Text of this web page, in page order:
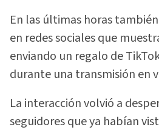
En las últimas horas
en redes sociales que
enviando un regalo de
durante una transmisión en
La interacción volvió a
seguidores que ya habían